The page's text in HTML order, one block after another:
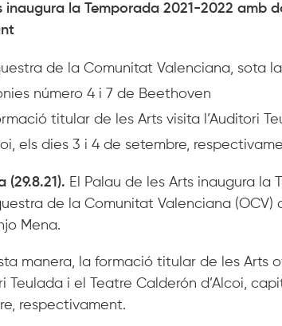
inaugura la Temporada 2021-2022 amb
de la Comunitat Valenciana, sota
número 4 i 7 de Beethoven
titular de les Arts visita l’Auditori
els dies 3 i 4 de setembre,
(29.8.21). El Palau de les Arts inaugura la
de la Comunitat Valenciana
Mena.
manera, la formació titular de les Arts
Teulada i el Teatre Calderón d’Alcoi,
respectivament.